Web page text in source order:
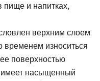
пище и напитках,
верхним слоем
временем износиться
поверхностью
имеет насыщенный